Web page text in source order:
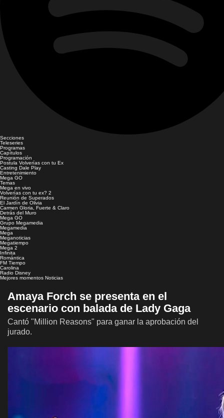
Secciones
Teleseries
Programas
Capítulos
Programación
Postula Volverías con tu Ex
Casting Dale Play
Entretenimiento
Mega GO
Temas
Mega en vivo
Volverías con tu ex? 2
Reunión de Superados
El Jardín de Olivia
Carmen Gloria, Fuerte & Claro
Detrás del Muro
Mega GO
Grupo Megamedia
Megamedia
Mega
Meganoticias
Megatiempo
Mega 2
Infinita
Romántica
FM Tiempo
Carolina
Radio Disney
Mejores momentos Noticias
Amaya Forch se presenta en el
escenario con balada de Lady Gaga
Cantó "Million Reasons" para ganar la aprobación del
jurado.